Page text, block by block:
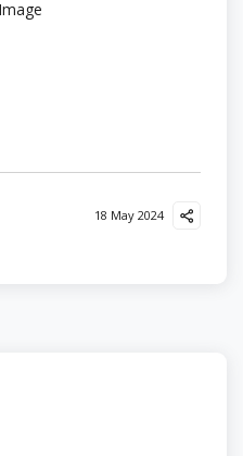
18 May 2024